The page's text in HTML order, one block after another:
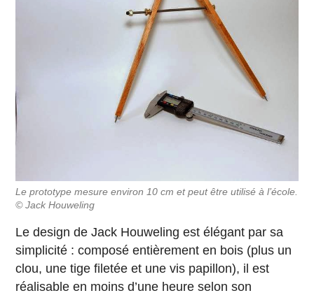
Le prototype mesure environ 10 cm et peut être utilisé à l’école.
© Jack Houweling
Le design de Jack Houweling est élégant par sa
simplicité : composé entièrement en bois (plus un
clou, une tige filetée et une vis papillon), il est
réalisable en moins d’une heure selon son